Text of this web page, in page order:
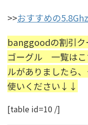
>>おすすめの
banggoodの割引ク
ゴーグル 一覧はこ
ルがありましたら
使いください↓↓
[table id=10 /]